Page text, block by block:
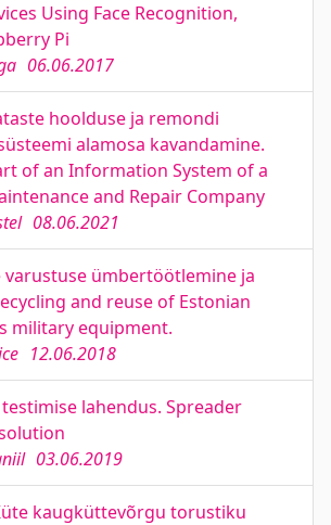
Using Face Recognition,
Pi
06.06.2017
hoolduse ja remondi
alamosa kavandamine.
of an Information System of a
and Repair Company
08.06.2021
varustuse ümbertöötlemine ja
and reuse of Estonian
military equipment.
12.06.2018
lahendus. Spreader
03.06.2019
kaugküttevõrgu torustiku